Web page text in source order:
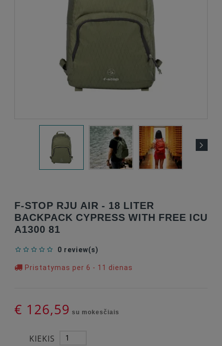
F-STOP RJU AIR - 18 LITER
BACKPACK CYPRESS WITH FREE ICU
A1300 81
0 review(s)
Pristatymas per 6 - 11 dienas
€ 126,59 su mokesčiais
KIEKIS